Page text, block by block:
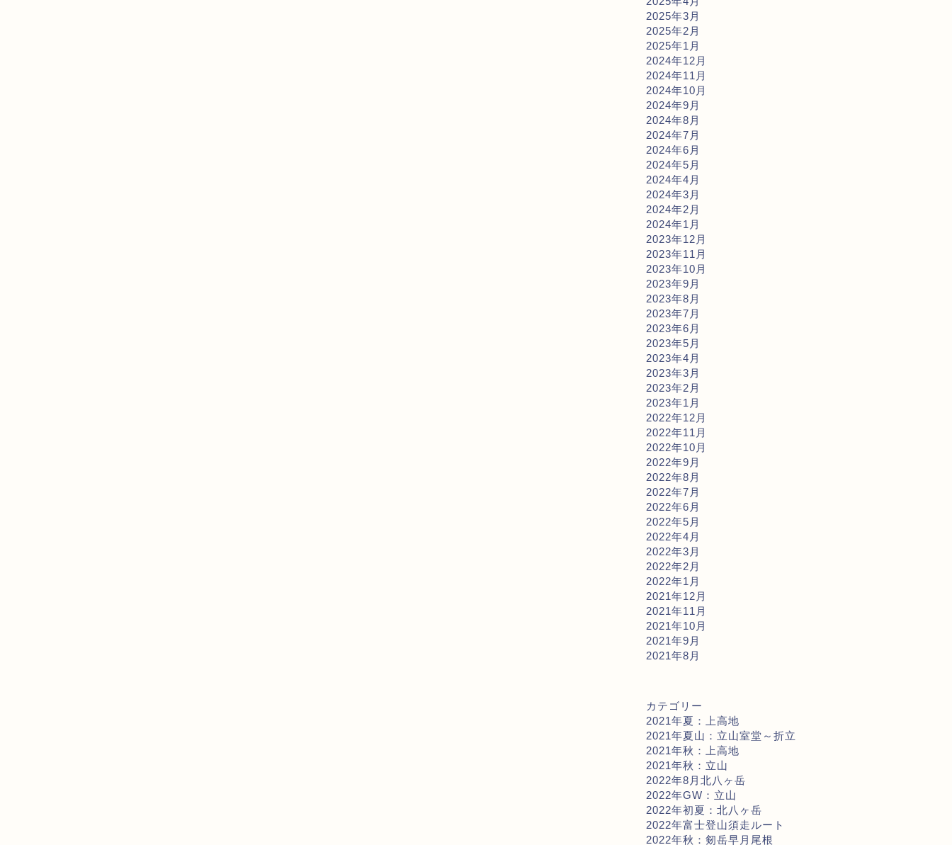
2025年3月
2025年2月
2025年1月
2024年12月
2024年11月
2024年10月
2024年9月
2024年8月
2024年7月
2024年6月
2024年5月
2024年4月
2024年3月
2024年2月
2024年1月
2023年12月
2023年11月
2023年10月
2023年9月
2023年8月
2023年7月
2023年6月
2023年5月
2023年4月
2023年3月
2023年2月
2023年1月
2022年12月
2022年11月
2022年10月
2022年9月
2022年8月
2022年7月
2022年6月
2022年5月
2022年4月
2022年3月
2022年2月
2022年1月
2021年12月
2021年11月
2021年10月
2021年9月
2021年8月
カテゴリー
2021年夏：上高地
2021年夏山：立山室堂～折立
2021年秋：上高地
2021年秋：立山
2022年8月北八ヶ岳
2022年GW：立山
2022年初夏：北八ヶ岳
2022年富士登山須走ルート
2022年秋：剱岳早月尾根